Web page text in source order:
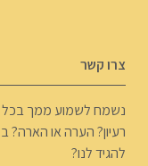
צרו קשר
נשמח לשמוע ממך בכל
רעיון? הערה או
להגיד לנו?